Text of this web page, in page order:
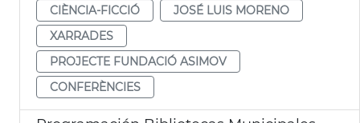
CIÈNCIA-FICCIÓ
JOSÉ LUIS MORENO
XARRADES
PROJECTE FUNDACIÓ ASIMOV
CONFERÈNCIES